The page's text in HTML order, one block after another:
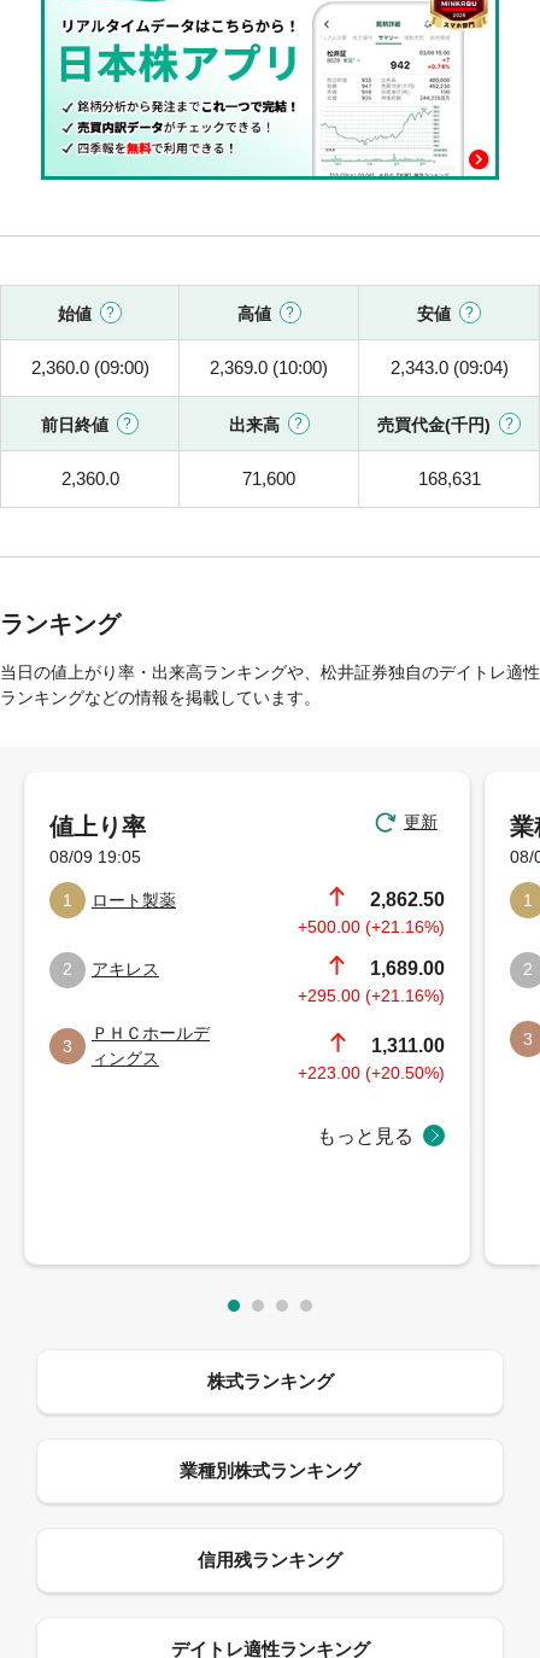
始値 高値 安値
2,360.0 (09:00) 2,369.0 (10:00) 2,343.0 (09:04)
前日終値 出来高 売買代金(千円)
2,360.0 71,600 168,631
ランキング
当日の値上がり率・出来高ランキングや、松井証券独自のデイトレ適性
ランキングなどの情報を掲載しています。